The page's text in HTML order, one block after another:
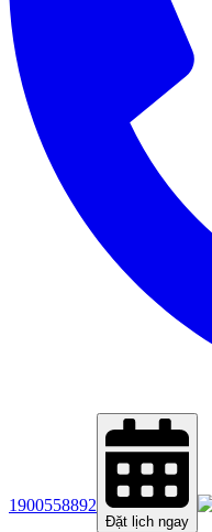
1900558892
Đặt lịch ngay